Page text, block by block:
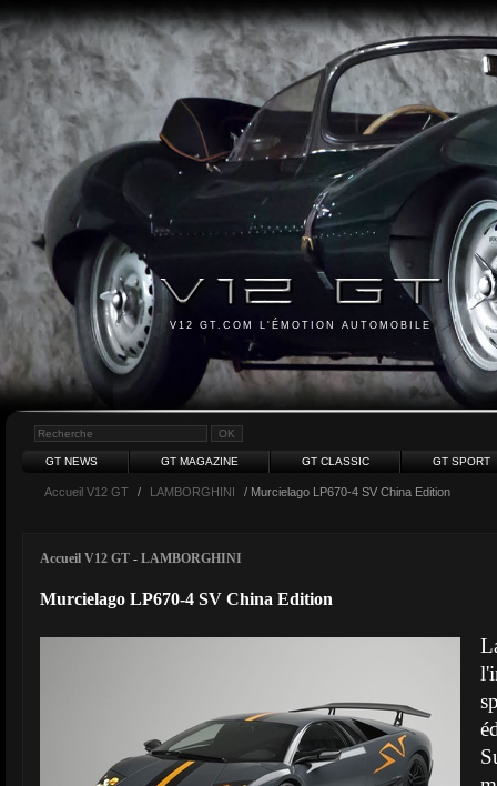
V12 GT.COM L'ÉMOTION AUTOMOBILE
GT NEWS GT MAGAZINE GT CLASSIC GT SPORT
Accueil V12 GT / LAMBORGHINI / Murcielago LP670-4 SV China Edition
Accueil V12 GT - LAMBORGHINI
Murcielago LP670-4 SV China Edition